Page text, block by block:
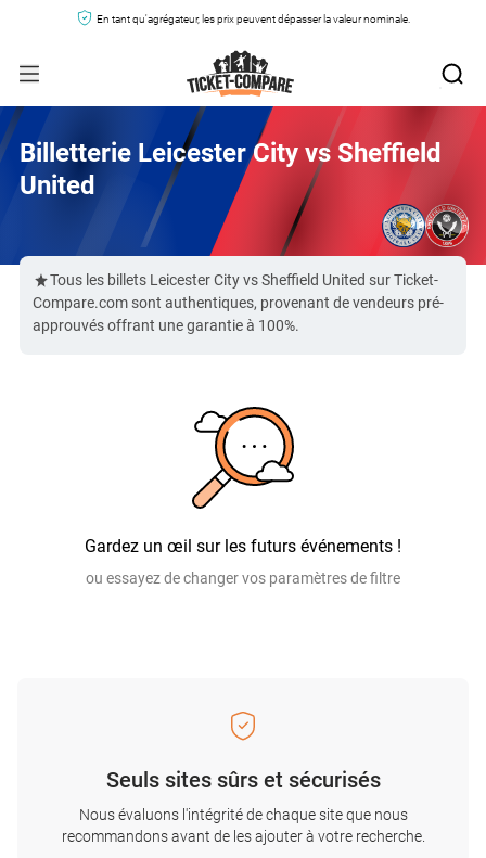
En tant qu'agrégateur, les prix peuvent dépasser la valeur nominale.
Billetterie Leicester City vs Sheffield
United
Tous les billets Leicester City vs Sheffield United sur Ticket-
Compare.com sont authentiques, provenant de vendeurs pré-
approuvés offrant une garantie à 100%.
Gardez un œil sur les futurs événements !
ou essayez de changer vos paramètres de filtre
Seuls sites sûrs et sécurisés
Nous évaluons l'intégrité de chaque site que nous
recommandons avant de les ajouter à votre recherche.